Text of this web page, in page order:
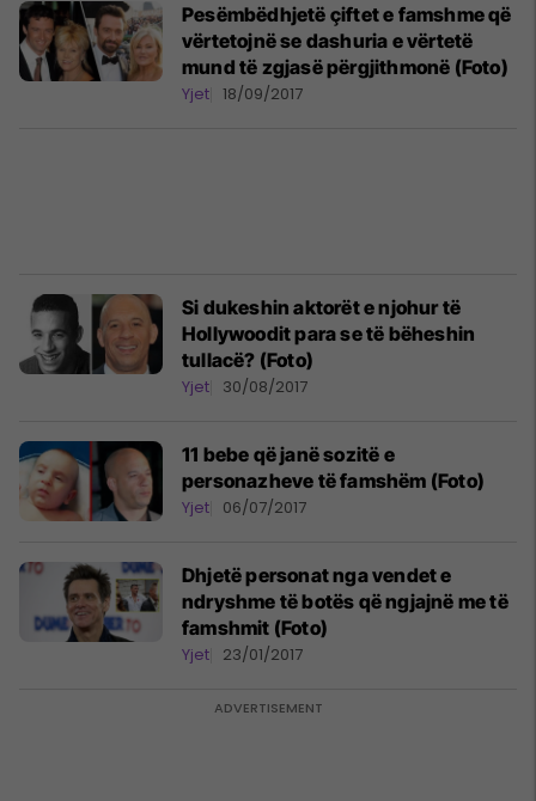
Pesëmbëdhjetë çiftet e famshme që
vërtetojnë se dashuria e vërtetë
mund të zgjasë përgjithmonë (Foto)
Yjet 18/09/2017
Si dukeshin aktorët e njohur të
Hollywoodit para se të bëheshin
tullacë? (Foto)
Yjet 30/08/2017
11 bebe që janë sozitë e
personazheve të famshëm (Foto)
Yjet 06/07/2017
Dhjetë personat nga vendet e
ndryshme të botës që ngjajnë me të
famshmit (Foto)
Yjet 23/01/2017